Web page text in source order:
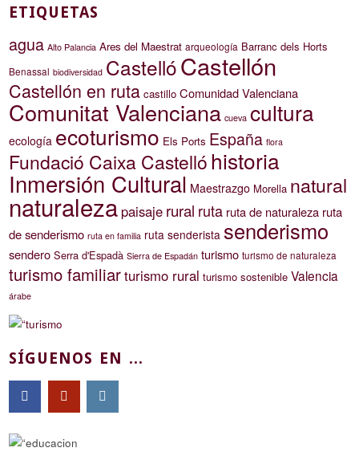
ETIQUETAS
agua Alto Palancia Ares del Maestrat arqueología Barranc dels Horts
Benassal biodiversidad CastellóCastellón
Castellón en ruta castillo Comunidad Valenciana
Comunitat Valenciana cueva cultura
ecología ecoturismo Els Ports España flora
Fundació Caixa Castellóhistoria
Inmersión Cultural Maestrazgo Morella natural
naturaleza paisaje rural ruta ruta de naturaleza ruta
de senderismo ruta en familia ruta senderista senderismo
sendero Serra d'Espadà Sierra de Espadán turismo turismo de naturaleza
turismo familiarturismo rural turismo sostenible Valencia
árabe
SÍGUENOS EN ...